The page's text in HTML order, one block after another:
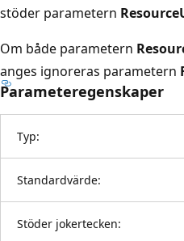
stöder parametern
Om både parametern
anges ignoreras parametern
Parameteregenskaper
Typ:
Standardvärde:
Stöder jokertecken: